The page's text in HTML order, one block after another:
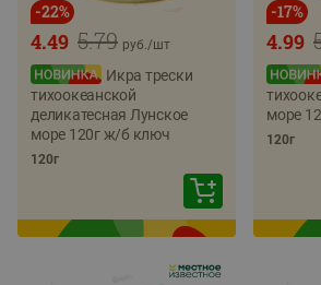
-22%
5.79
4.49 руб./шт
Икра трески
тихоокеанской
деликатесная Лунское
море 120г ж/б ключ
120г
-17%
4.99
море
120г